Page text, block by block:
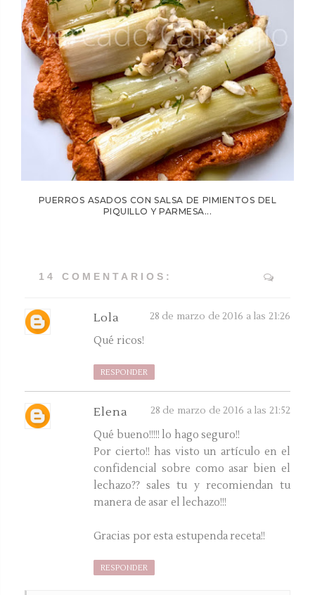
PUERROS ASADOS CON SALSA DE PIMIENTOS DEL
PIQUILLO Y PARMESA...
14 COMENTARIOS:
Lola 28 de marzo de 2016 a las 21:26
Qué ricos!
RESPONDER
Elena 28 de marzo de 2016 a las 21:52
Qué bueno!!!!! lo hago seguro!!
Por cierto!! has visto un artículo en el
confidencial sobre como asar bien el
lechazo?? sales tu y recomiendan tu
manera de asar el lechazo!!!
Gracias por esta estupenda receta!!
RESPONDER